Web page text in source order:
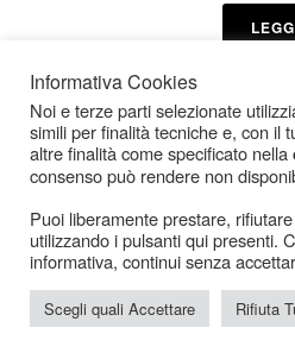
Icarius.com Copyright © 2000 - 2022 |
Cookies
Informativa Cookies
Noi e terze parti selezionate
simili per finalità tecniche e, con il
altre finalità come specificato nella
consenso può rendere non
Puoi liberamente prestare,
utilizzando i pulsanti qui presenti.
informativa, continui senza
Scegli quali Accettare Rifiuta